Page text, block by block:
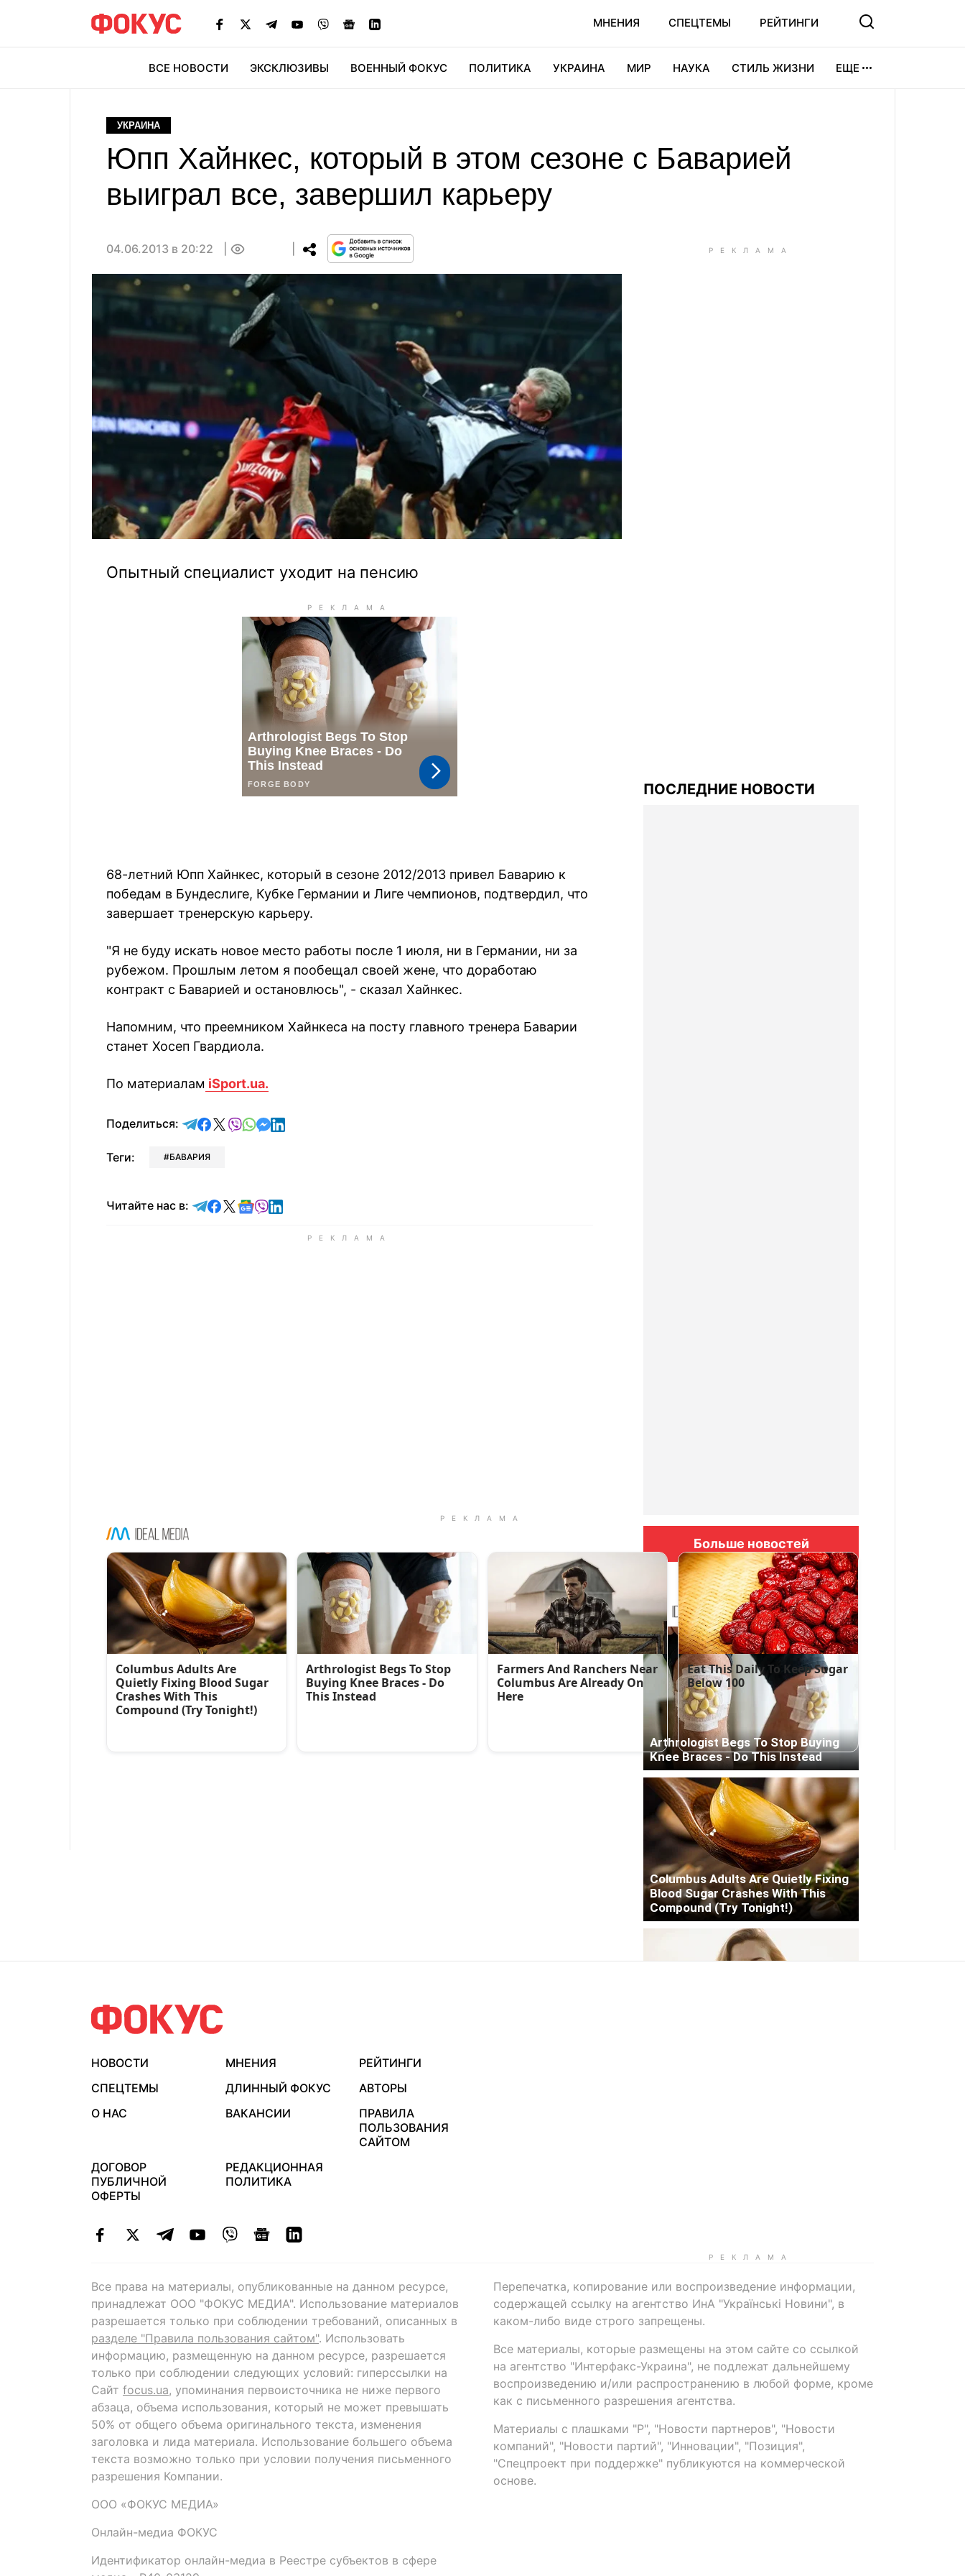
МНЕНИЯ СПЕЦТЕМЫ РЕЙТИНГИ
ВСЕ НОВОСТИ ЭКСКЛЮЗИВЫ ВОЕННЫЙ ФОКУС ПОЛИТИКА УКРАИНА МИР НАУКА СТИЛЬ ЖИЗНИ ЕЩЕ
УКРАИНА
Юпп Хайнкес, который в этом сезоне с Баварией
выиграл все, завершил карьеру
04.06.2013 в 20:22
Опытный специалист уходит на пенсию
68-летний Юпп Хайнкес, который в сезоне 2012/2013 привел Баварию к
победам в Бундеслиге, Кубке Германии и Лиге чемпионов, подтвердил, что
завершает тренерскую карьеру.
"Я не буду искать новое место работы после 1 июля, ни в Германии, ни за
рубежом. Прошлым летом я пообещал своей жене, что доработаю
контракт с Баварией и остановлюсь", - сказал Хайнкес.
Напомним, что преемником Хайнкеса на посту главного тренера Баварии
станет Хосеп Гвардиола.
По материалам iSport.ua.
Поделиться: отправить в Telegram
поделиться в Facebook
поделиться в X
отправить в Viber
отправить в Whatsapp
отправить в Messenger
отправить в LinkedIn
Теги: БАВАРИЯ
Читайте нас в: Читайте в Telegram
Читайте в Facebook
Читайте в X
Читайте в Google news
Читайте в Viber
Читайте в LinkedIn
ПОСЛЕДНИЕ НОВОСТИ
Больше новостей
НОВОСТИ МНЕНИЯ
РЕЙТИНГИ
СПЕЦТЕМЫ
ДЛИННЫЙ ФОКУС
АВТОРЫ
О НАС
ВАКАНСИИ
ПРАВИЛА
ПОЛЬЗОВАНИЯ
САЙТОМ
ДОГОВОР
ПУБЛИЧНОЙ
ОФЕРТЫ
РЕДАКЦИОННАЯ
ПОЛИТИКА
Все права на материалы, опубликованные на данном ресурсе,
принадлежат ООО "ФОКУС МЕДИА". Использование материалов
разрешается только при соблюдении требований, описанных в
разделе "Правила пользования сайтом". Использовать
информацию, размещенную на данном ресурсе, разрешается
только при соблюдении следующих условий: гиперссылки на
Сайт focus.ua, упоминания первоисточника не ниже первого
абзаца, объема использования, который не может превышать
50% от общего объема оригинального текста, изменения
заголовка и лида материала. Использование большего объема
текста возможно только при условии получения письменного
разрешения Компании.
ООО «ФОКУС МЕДИА»
Онлайн-медиа ФОКУС
Идентификатор онлайн-медиа в Реестре субъектов в сфере
Перепечатка, копирование или воспроизведение информации,
содержащей ссылку на агентство ИнА "Українські Новини", в
каком-либо виде строго запрещены.
Все материалы, которые размещены на этом сайте со ссылкой
на агентство "Интерфакс-Украина", не подлежат дальнейшему
воспроизведению и/или распространению в любой форме, кроме
как с письменного разрешения агентства.
Материалы с плашками "Р", "Новости партнеров", "Новости
компаний", "Новости партий", "Инновации", "Позиция",
"Спецпроект при поддержке" публикуются на коммерческой
основе.